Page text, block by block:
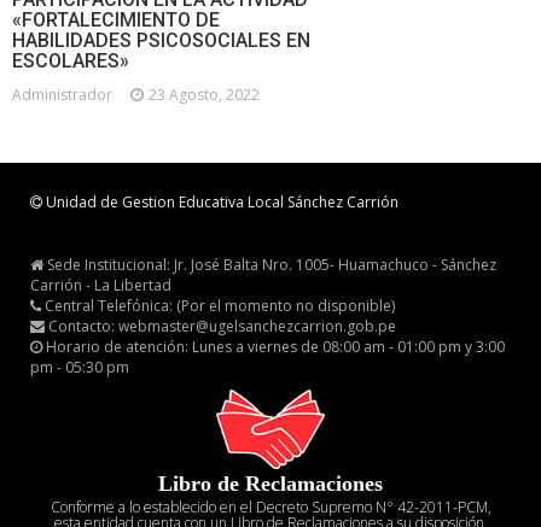
«FORTALECIMIENTO DE
HABILIDADES PSICOSOCIALES EN
ESCOLARES»
Administrador 23 Agosto, 2022
Unidad de Gestion Educativa Local Sánchez Carrión
Sede Institucional: Jr. José Balta Nro. 1005- Huamachuco - Sánchez
Carrión - La Libertad
Central Telefónica: (Por el momento no disponible)
Contacto: webmaster@ugelsanchezcarrion.gob.pe
Horario de atención: Lunes a viernes de 08:00 am - 01:00 pm y 3:00
pm - 05:30 pm
Libro de Reclamaciones
Conforme a lo establecido en el Decreto Supremo N° 42-2011-PCM,